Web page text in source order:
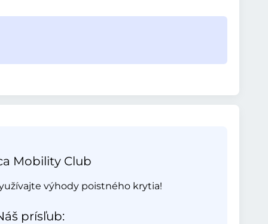
Mobility Club
výhody poistného krytia!
prísľub: